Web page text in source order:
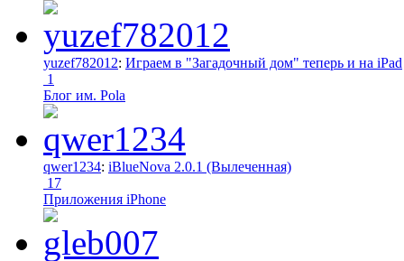
yuzef782012: Играем в "Загадочный дом" теперь и на iPad
1
Блог им. Pola
qwer1234: iBlueNova 2.0.1 (Вылеченная)
17
Приложения iPhone